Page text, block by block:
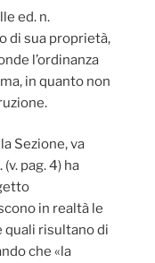
ed. n.
di sua proprietà,
l’ordinanza
in quanto non
Sezione, va
pag. 4) ha
in realtà le
quali risultano di
che «la